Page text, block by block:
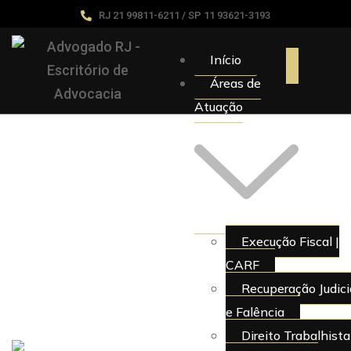
RJ 21 99811-6211 / SP 11 93621-3193
Início
Áreas de
Atuação
Execução Fiscal |
CARF
Recuperação
e Falência
Direito Trabalhista